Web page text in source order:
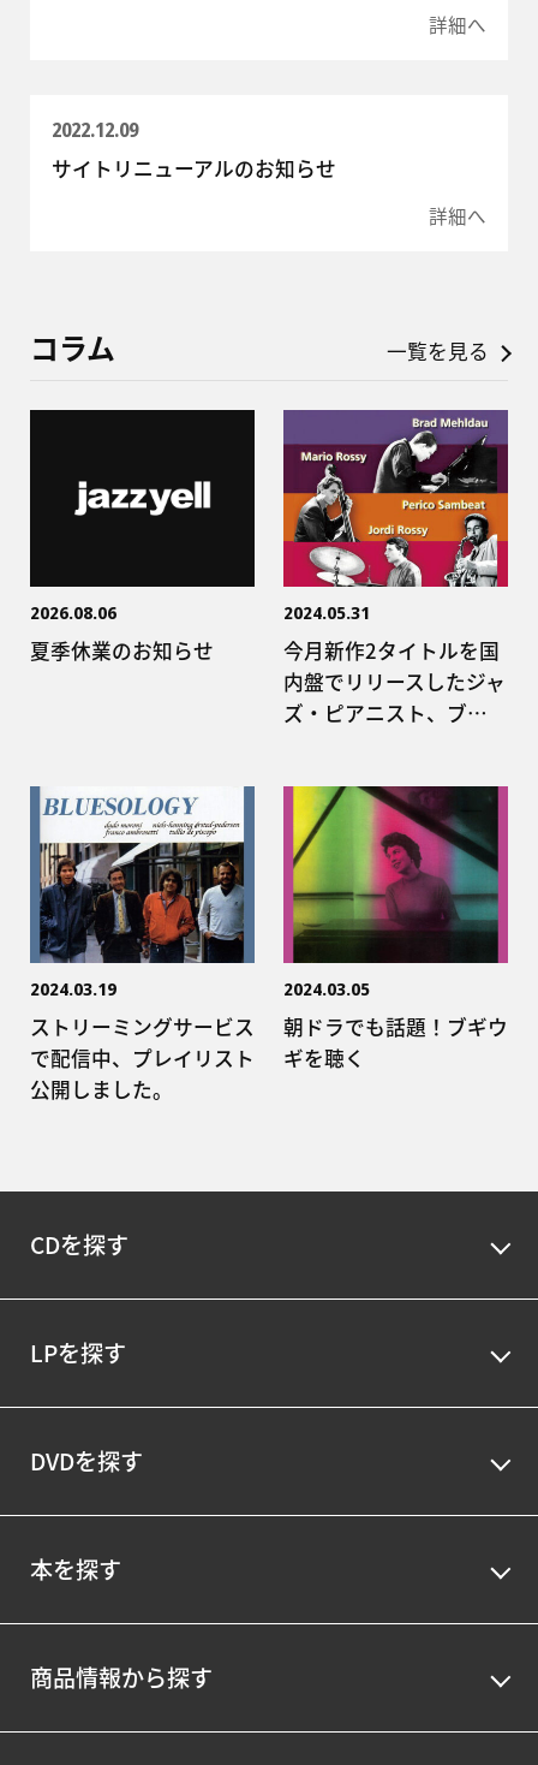
詳細へ
2022.12.09
サイトリニューアルのお知らせ
詳細へ
コラム 一覧を見る
2026.08.06
夏季休業のお知らせ
2024.05.31
今月新作2タイトルを国
内盤でリリースしたジャ
ズ・ピアニスト、ブ…
2024.03.19
ストリーミングサービス
で配信中、プレイリスト
公開しました。
2024.03.05
朝ドラでも話題！ブギウ
ギを聴く
CDを探す
LPを探す
DVDを探す
本を探す
商品情報から探す